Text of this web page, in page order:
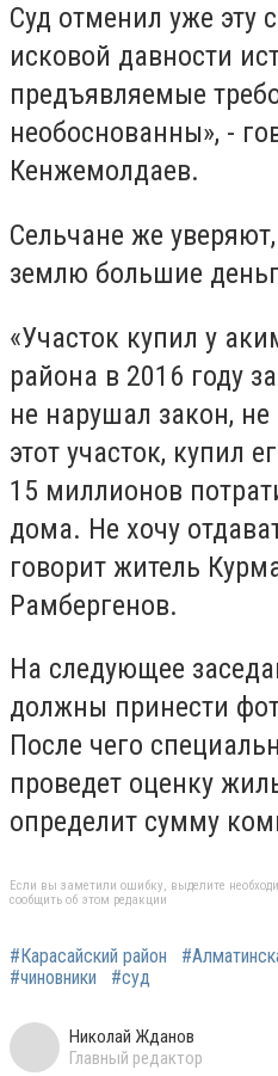
Суд отменил уже эту
исковой давности
предъявляемые
необоснованны», -
Кенжемолдаев.
Сельчане же
землю большие
«Участок купил у
района в 2016 году
не нарушал закон, не
этот участок, купил
15 миллионов
дома. Не хочу
говорит житель
Рамбергенов.
На следующее
должны принести
После чего
проведет оценку
определит сумму
Если вы заметили ошибку, выделите
сообщить об этом редакции
#Карасайский район
#чиновники
#суд
Николай Жданов
Главный редактор